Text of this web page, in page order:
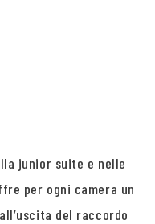
junior suite e nelle
per ogni camera un
del raccordo